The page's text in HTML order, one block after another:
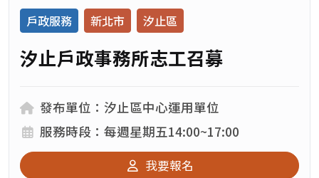
戶政服務 新北市 汐止區
汐止戶政事務所志工召募
發布單位：
發布單位：汐止區中心運用單位
服務時段：
服務時段：每週星期五14:00~17:00
我要報名